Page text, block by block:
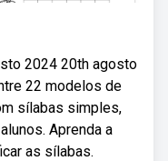
2024 20th agosto
22 modelos de
sílabas simples,
Aprenda a
as sílabas.